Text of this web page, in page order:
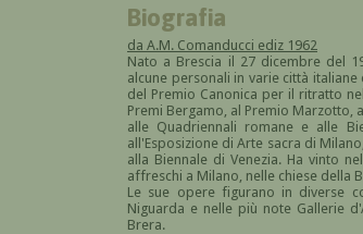
Biografia
da A.M. Comanducci ediz 1962
Nato a Brescia il 27 dicembre del
alcune personali in varie città
del Premio Canonica per il ritratto
Premi Bergamo, al Premio Marzotto,
alle Quadriennali romane e alle
all'Esposizione di Arte sacra di
alla Biennale di Venezia. Ha vinto
affreschi a Milano, nelle chiese della
Le sue opere figurano in diverse
Niguarda e nelle più note Gallerie
Brera.